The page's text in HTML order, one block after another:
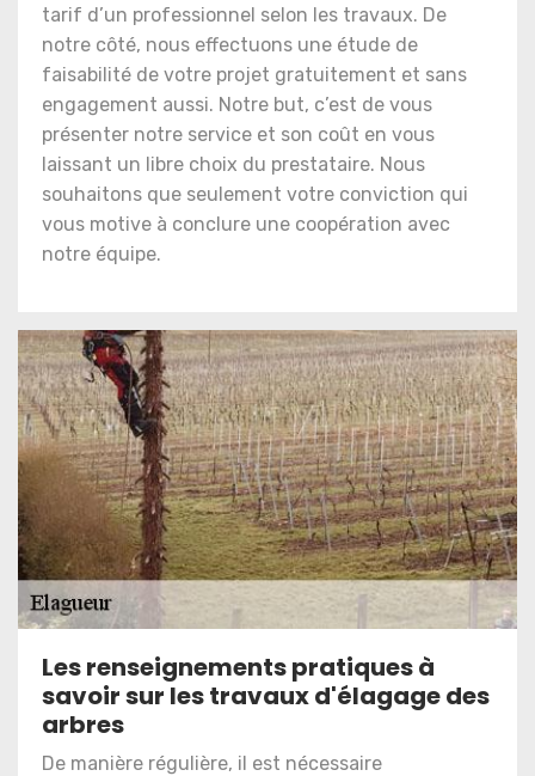
tarif d’un professionnel selon les travaux. De
notre côté, nous effectuons une étude de
faisabilité de votre projet gratuitement et sans
engagement aussi. Notre but, c’est de vous
présenter notre service et son coût en vous
laissant un libre choix du prestataire. Nous
souhaitons que seulement votre conviction qui
vous motive à conclure une coopération avec
notre équipe.
Les renseignements pratiques à
savoir sur les travaux d'élagage des
arbres
De manière régulière, il est nécessaire